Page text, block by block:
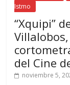
Istmo
“Xquipi”
del Cine
noviembre 5,